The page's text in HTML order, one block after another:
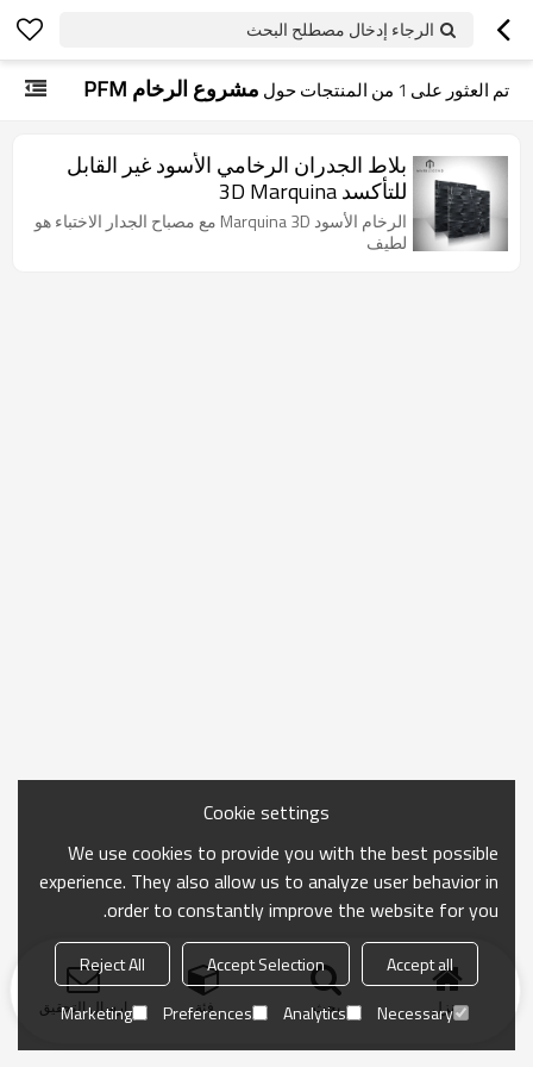
الرجاء إدخال مصطلح البحث
تم العثور على 1 من المنتجات حول مشروع الرخام PFM
بلاط الجدران الرخامي الأسود غير القابل
للتأكسد 3D Marquina
الرخام الأسود Marquina 3D مع مصباح الجدار الاختباء هو
لطيف
منزل بحث فئة ارسال التحقيق
Cookie settings
We use cookies to provide you with the best possible
experience. They also allow us to analyze user behavior in
order to constantly improve the website for you.
Accept all
Accept Selection
Reject All
Necessary
Analytics
Preferences
Marketing